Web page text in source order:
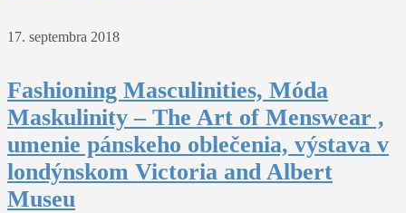
17. septembra 2018
Fashioning Masculinities, Móda
Maskulinity – The Art of Menswear ,
umenie pánskeho oblečenia, výstava v
londýnskom Victoria and Albert
Museu